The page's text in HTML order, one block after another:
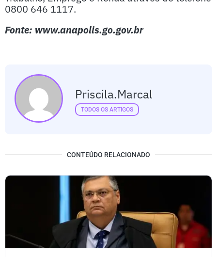
0800 646 1117.
Fonte: www.anapolis.go.gov.br
Priscila.marcal
TODOS OS ARTIGOS
CONTEÚDO RELACIONADO